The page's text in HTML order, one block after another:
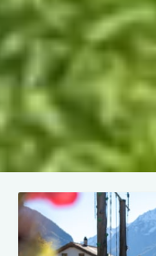
contenu
principal